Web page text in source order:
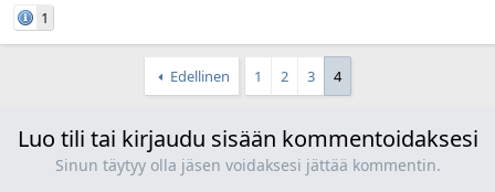
1
Edellinen 1 2 3 4
Luo tili tai kirjaudu sisään kommentoidaksesi
Sinun täytyy olla jäsen voidaksesi jättää kommentin.